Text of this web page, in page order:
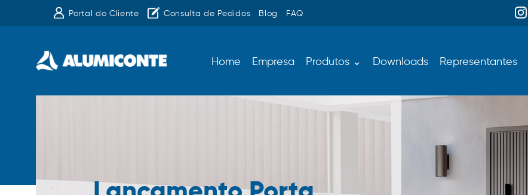
Portal do Cliente Consulta de Pedidos Blog FAQ
Home Empresa Produtos ⌄ Downloads Representantes